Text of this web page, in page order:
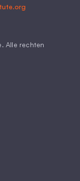
Alle rechten